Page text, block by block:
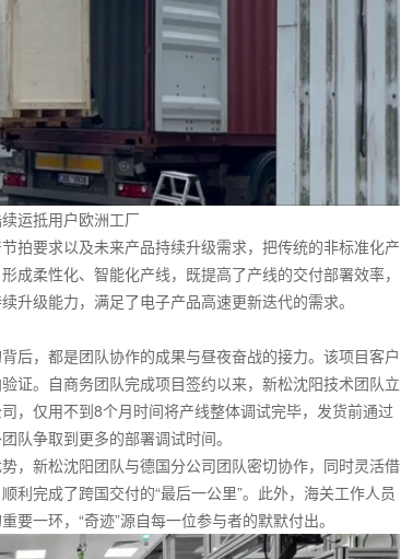
运抵用户欧洲工厂
拍要求以及未来产品持续升级需求，把传统的非标准化产
柔性化、智能化产线，既提高了产线的交付部署效率，
升级能力，满足了电子产品高速更新迭代的需求。
后，都是团队协作的成果与昼夜奋战的接力。该项目客户
证。自商务团队完成项目签约以来，新松沈阳技术团队立
，仅用不到8个月时间将产线整体调试完毕，发货前通过
队争取到更多的部署调试时间。
，新松沈阳团队与德国分公司团队密切协作，同时灵活借
利完成了跨国交付的“最后一公里”。此外，海关工作人员
一环，“奇迹”源自每一位参与者的默默付出。